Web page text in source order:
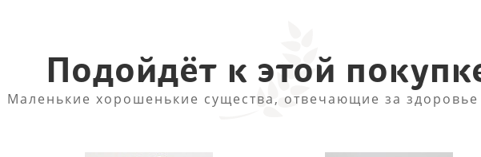
Подойдёт к этой
Маленькие хорошенькие существа, отвечающие за